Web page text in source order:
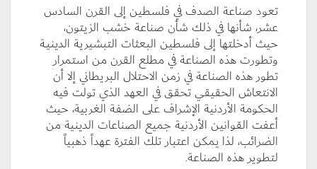
تعود صناعة الصدف في فلسطين إلى القرن السادس
عشر، شأنها في ذلك شأن صناعة خشب الزيتون،
حيث أدخلتها إلى فلسطين البعثات التبشيرية الدينيـة
وتطورت هذه الصناعة في مطلع القرن من استمرار
تطور هذه الصناعة في زمن الاحتلال البريطاني إلا أن
الانتعاش الحقيقي تحقق في العهد الذي تولت فيه
الحكومة الأردنية الإشراف على الضفة الغربية، حيث
أعفت القوانين الأردنية جميع الصناعات الدينية من
الضرائب، لذا يمكن اعتبار تلك الفترة عهداً ذهبياً
لتطوير هذه الصناعة.